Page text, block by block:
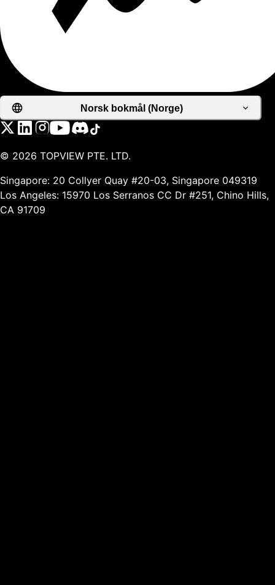
Norsk bokmål (Norge)
© 2026 TOPVIEW PTE. LTD.
Singapore: 20 Collyer Quay #20-03, Singapore 049319
Los Angeles: 15970 Los Serranos CC Dr #251, Chino Hills,
CA 91709